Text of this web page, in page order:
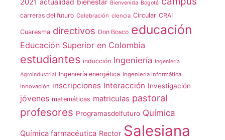
Bienvenida Bogotá
carreras del futuro Celebración ciencia Circular CRAI
Cuaresma directivos Don Bosco educación
Educación Superior en Colombia
estudiantes inducción Ingeniería Ingeniería
Agroindustrial Ingeniería energética Ingeniería Informática
innovación inscripciones Interacción Investigación
jóvenes matemáticas matriculas pastoral
profesores Programasdelfuturo Química
Química farmacéutica Rector Salesiana